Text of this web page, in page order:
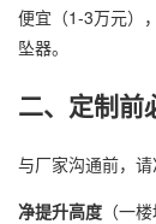
便宜（1-3万元）
坠器。
二、定制前
与厂家沟通前，请
净提升高度 （一